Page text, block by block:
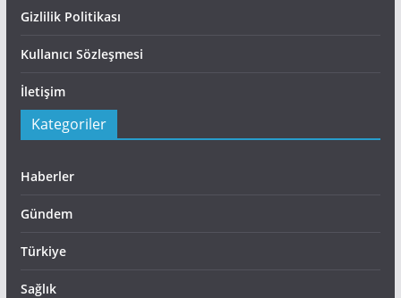
Gizlilik Politikası
Kullanıcı Sözleşmesi
İletişim
Kategoriler
Haberler
Gündem
Türkiye
Sağlık